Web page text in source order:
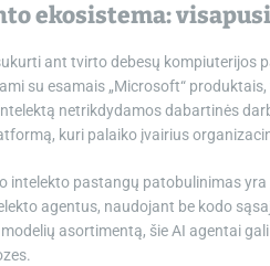
ekosistema:
ant tvirto debesų kompiuterijos
su esamais „Microsoft“ produktais,
netrikdydamos dabartinės
kuri palaiko įvairius
intelekto pastangų patobulinimas
agentus, naudojant be kodo
asortimentą, šie AI agentai